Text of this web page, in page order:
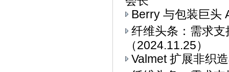
Berry 与包装巨头
纤维头条：需求
（2024.11.25）
Valmet 扩展非织